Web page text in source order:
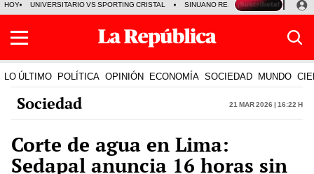
HOY UNIVERSITARIO VS SPORTING CRISTAL SINUANO RESULTADOS HOY
LO ÚLTIMO POLÍTICA OPINIÓN ECONOMÍA SOCIEDAD MUNDO
Sociedad 21 Mar 2026 | 16:22 h
Corte de agua en Lima:
Sedapal anuncia 16 horas sin